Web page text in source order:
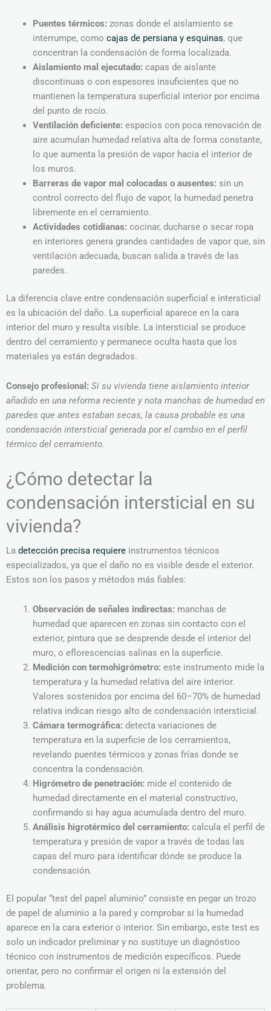
Puentes térmicos: zonas donde el aislamiento se
interrumpe, como cajas de persiana y esquinas, que
concentran la condensación de forma localizada.
Aislamiento mal ejecutado: capas de aislante
discontinuas o con espesores insuficientes que no
mantienen la temperatura superficial interior por encima
del punto de rocío.
Ventilación deficiente: espacios con poca renovación de
aire acumulan humedad relativa alta de forma constante,
lo que aumenta la presión de vapor hacia el interior de
los muros.
Barreras de vapor mal colocadas o ausentes: sin un
control correcto del flujo de vapor, la humedad penetra
libremente en el cerramiento.
Actividades cotidianas: cocinar, ducharse o secar ropa
en interiores genera grandes cantidades de vapor que, sin
ventilación adecuada, buscan salida a través de las
paredes.
La diferencia clave entre condensación superficial e intersticial
es la ubicación del daño. La superficial aparece en la cara
interior del muro y resulta visible. La intersticial se produce
dentro del cerramiento y permanece oculta hasta que los
materiales ya están degradados.
Consejo profesional: Si su vivienda tiene aislamiento interior
añadido en una reforma reciente y nota manchas de humedad en
paredes que antes estaban secas, la causa probable es una
condensación intersticial generada por el cambio en el perfil
térmico del cerramiento.
¿Cómo detectar la
condensación intersticial en su
vivienda?
La detección precisa requiere instrumentos técnicos
especializados, ya que el daño no es visible desde el exterior.
Estos son los pasos y métodos más fiables:
Observación de señales indirectas: manchas de
humedad que aparecen en zonas sin contacto con el
exterior, pintura que se desprende desde el interior del
muro, o eflorescencias salinas en la superficie.
Medición con termohigrómetro: este instrumento mide la
temperatura y la humedad relativa del aire interior.
Valores sostenidos por encima del 60–70% de humedad
relativa indican riesgo alto de condensación intersticial.
Cámara termográfica: detecta variaciones de
temperatura en la superficie de los cerramientos,
revelando puentes térmicos y zonas frías donde se
concentra la condensación.
Higrómetro de penetración: mide el contenido de
humedad directamente en el material constructivo,
confirmando si hay agua acumulada dentro del muro.
Análisis higrotérmico del cerramiento: calcula el perfil de
temperatura y presión de vapor a través de todas las
capas del muro para identificar dónde se produce la
condensación.
El popular “test del papel aluminio” consiste en pegar un trozo
de papel de aluminio a la pared y comprobar si la humedad
aparece en la cara exterior o interior. Sin embargo, este test es
solo un indicador preliminar y no sustituye un diagnóstico
técnico con instrumentos de medición específicos. Puede
orientar, pero no confirmar el origen ni la extensión del
problema.